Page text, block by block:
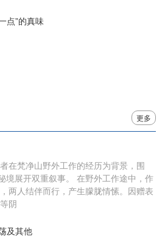
点”的真味
更多
者在梵净山野外工作的经历为背景，围
境展开双重叙事。 在野外工作途中，作
两人结伴而行，产生朦胧情愫。因赠表
阴
及其他